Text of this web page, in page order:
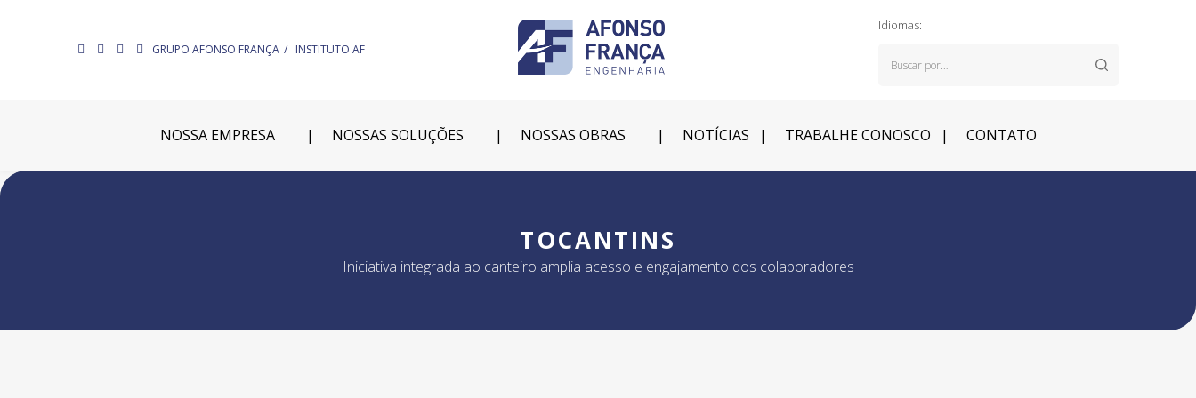
GRUPO AFONSO FRANÇA INSTITUTO AF
Idiomas:
NOSSA EMPRESA NOSSAS SOLUÇÕES NOSSAS OBRAS NOTÍCIAS TRABALHE CONOSCO CONTATO
TOCANTINS
Iniciativa integrada ao canteiro amplia acesso e engajamento dos colaboradores